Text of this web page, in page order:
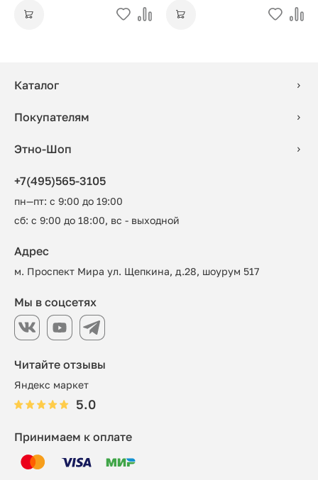
Каталог
Покупателям
Этно-Шоп
+7(495)565-3105
пн—пт: с 9:00 до 19:00
сб: с 9:00 до 18:00, вс - выходной
Читайте отзывы
Яндекс маркет
5.0
Адрес
м. Проспект Мира ул. Щепкина, д.28, шоурум 517
Принимаем к оплате
Мы в соцсетях